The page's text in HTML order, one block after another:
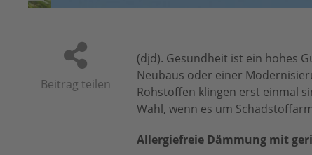
Beitrag teilen
(djd). Gesundheit ist ein hohes
Neubaus oder einer
Rohstoffen klingen erst einmal
Wahl, wenn es um
Allergiefreie Dämmung mit